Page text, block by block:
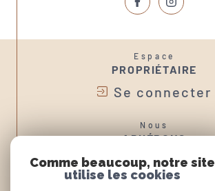
Espace
PROPRIÉTAIRE
Se connecter
Nous
ADHÉRONS
Comme beaucoup, notre site
utilise les cookies